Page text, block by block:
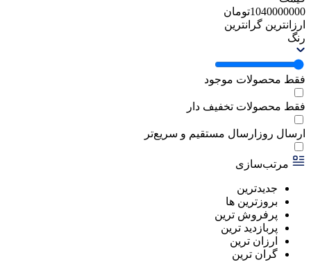
1040000000تومان
ارزانترین گرانترین
رنگ
فقط محصولات موجود
فقط محصولات تخفیف دار
ارسال روز ارسال مستقیم و سریع‌تر
مرتب‌سازی
جدیدترین
بروزترین ها
پرفروش ترین
پربازدید ترین
ارزان ترین
گران ترین